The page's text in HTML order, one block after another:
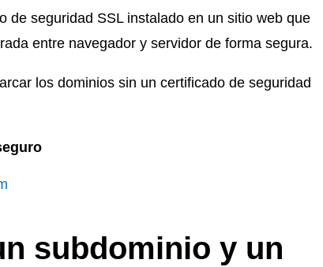
de seguridad SSL instalado en un sitio web que
entre navegador y servidor de forma segura.
los dominios sin un certificado de seguridad
subdominio y un